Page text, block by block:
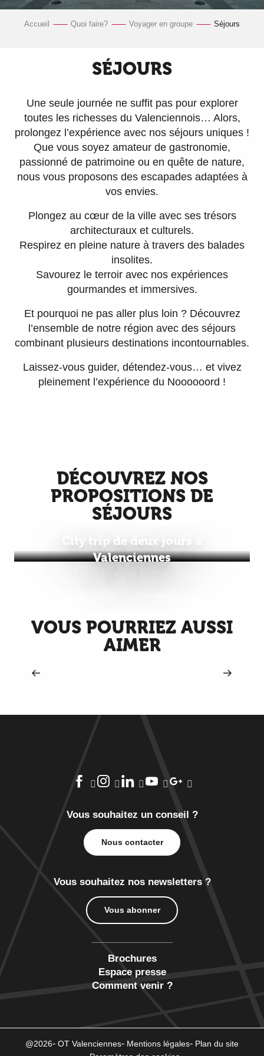
Accueil Quoi faire? Voyager en groupe Séjours
SÉJOURS
Une seule journée ne suffit pas pour explorer
toutes les richesses du Valenciennois… Alors,
prolongez l’expérience avec nos séjours uniques !
Que vous soyez amateur de gastronomie,
passionné de patrimoine ou en quête de nature,
nous vous proposons des escapades adaptées à
vos envies.
Plongez au cœur de la ville avec ses trésors
architecturaux et culturels.
Respirez en pleine nature à travers des balades
insolites.
Savourez le terroir avec nos expériences
gourmandes et immersives.
Et pourquoi ne pas aller plus loin ? Découvrez
l’ensemble de notre région avec des séjours
combinant plusieurs destinations incontournables.
Laissez-vous guider, détendez-vous… et vivez
pleinement l’expérience du Noooooord !
DÉCOUVREZ NOS
PROPOSITIONS DE
SÉJOURS
City trip de deux jours à
Valenciennes
VOUS POURRIEZ AUSSI
AIMER
Vous souhaitez un conseil ?
Nous contacter
Vous souhaitez nos newsletters ?
Vous abonner
Brochures
Espace presse
Comment venir ?
@2026 OT Valenciennes Mentions légales
Plan du site